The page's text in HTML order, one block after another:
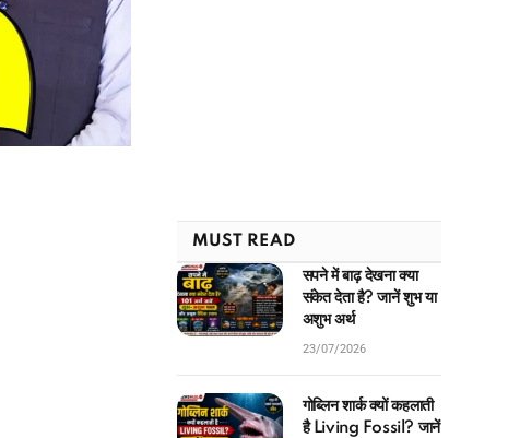
MUST READ
सपने में बाढ़ देखना क्या
संकेत देता है? जानें शुभ या
अशुभ अर्थ
23/07/2026
गोब्लिन शार्क क्यों कहलाती
है Living Fossil? जानें